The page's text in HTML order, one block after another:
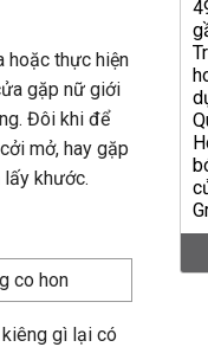
hoặc thực hiện
gặp nữ giới
Đôi khi để
mở, hay gặp
khước.
gì lại có